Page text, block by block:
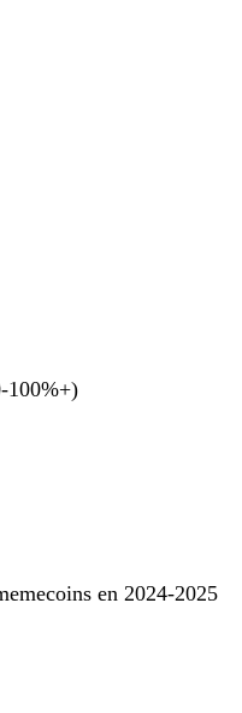
100%+)
en 2024-2025